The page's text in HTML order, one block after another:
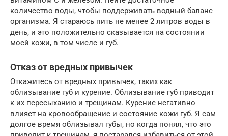
количество воды, чтобы поддерживать водный баланс
организма. Я стараюсь пить не менее 2 литров воды в
день, и это положительно сказывается на состоянии
моей кожи, в том числе и губ.
Отказ от вредных привычек
Откажитесь от вредных привычек, таких как
облизывание губ и курение. Облизывание губ приводит
к их пересыханию и трещинам. Курение негативно
влияет на кровообращение и состояние кожи губ. Я сам
долгое время облизывал губы, но когда понял, что это